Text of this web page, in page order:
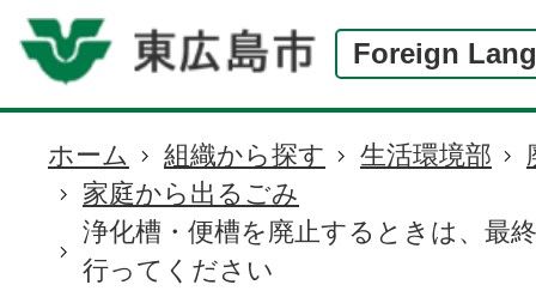
Foreign
現
在
ホーム 組織から探す 生活環境部
家庭から出るごみ
浄化槽・便槽を廃止するときは、最
行ってください